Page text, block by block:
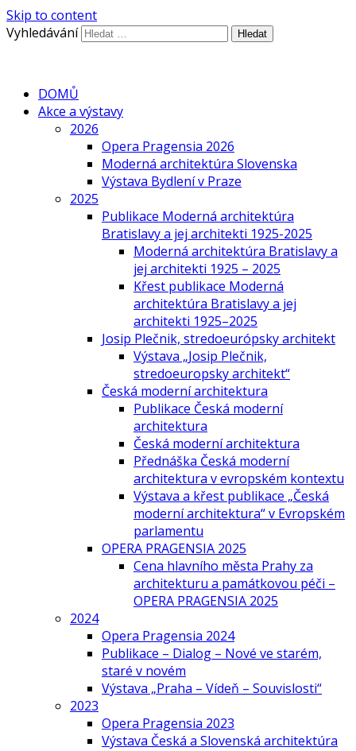
Skip to content
Vyhledávání
DOMŮ
Akce a výstavy
2026
Opera Pragensia 2026
Moderná architektúra Slovenska
Výstava Bydlení v Praze
2025
Publikace Moderná architektúra
Bratislavy a jej architekti 1925-2025
Moderná architektúra Bratislavy a
jej architekti 1925 – 2025
Křest publikace Moderná
architektúra Bratislavy a jej
architekti 1925–2025
Josip Plečnik, stredoeurópsky architekt
Výstava „Josip Plečnik,
stredoeuropsky architekt“
Česká moderní architektura
Publikace Česká moderní
architektura
Česká moderní architektura
Přednáška Česká moderní
architektura v evropském kontextu
Výstava a křest publikace „Česká
moderní architektura“ v Evropském
parlamentu
OPERA PRAGENSIA 2025
Cena hlavního města Prahy za
architekturu a památkovou péči –
OPERA PRAGENSIA 2025
2024
Opera Pragensia 2024
Publikace – Dialog – Nové ve starém,
staré v novém
Výstava „Praha – Vídeň – Souvislosti“
2023
Opera Pragensia 2023
Výstava Česká a Slovenská architektúra